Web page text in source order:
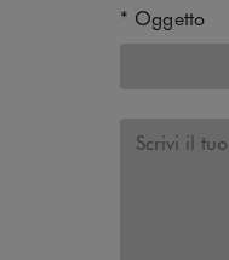
Oggetto